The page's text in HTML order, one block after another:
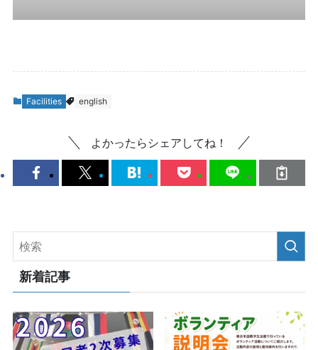
Facilities english
よかったらシェアしてね！
新着記事